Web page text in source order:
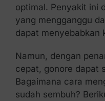
optimal. Penyakit ini
yang mengganggu
dapat menyebabkan
Namun, dengan
cepat, gonore dapat
Bagaimana cara
sudah sembuh?